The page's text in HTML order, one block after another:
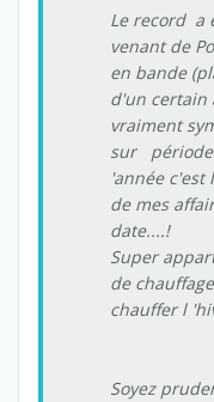
Le record a
venant de
en bande
d'un certain
vraiment
sur période
'année c'est
de mes
date....!
Super
de
chauffer l
Soyez